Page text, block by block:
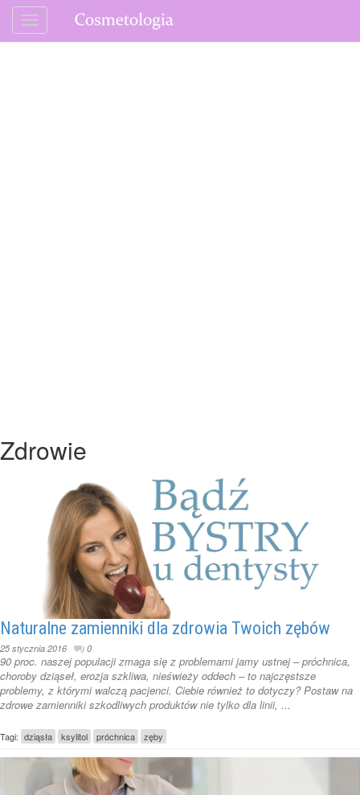
Zdrowie
Naturalne zamienniki dla zdrowia Twoich zębów
25 stycznia 2016 0
90 proc. naszej populacji zmaga się z problemami jamy ustnej – próchnica,
choroby dziąseł, erozja szkliwa, nieświeży oddech – to najczęstsze
problemy, z którymi walczą pacjenci. Ciebie również to dotyczy? Postaw na
zdrowe zamienniki szkodliwych produktów nie tylko dla linii, ...
Tagi: dziąsła ksylitol próchnica zęby